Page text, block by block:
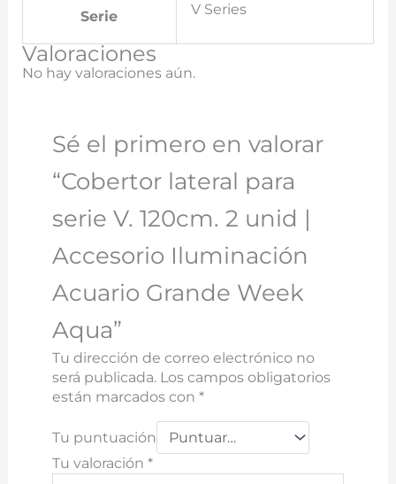
Serie V Series
Valoraciones
No hay valoraciones aún.
Sé el primero en valorar
“Cobertor lateral para
serie V. 120cm. 2 unid |
Accesorio Iluminación
Acuario Grande Week
Aqua”
Tu dirección de correo electrónico no
será publicada. Los campos obligatorios
están marcados con *
Tu puntuación
Tu valoración *